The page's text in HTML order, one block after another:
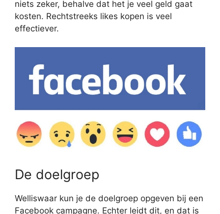
niets zeker, behalve dat het je veel geld gaat
kosten. Rechtstreeks likes kopen is veel
effectiever.
De doelgroep
Welliswaar kun je de doelgroep opgeven bij een
Facebook campagne. Echter leidt dit, en dat is